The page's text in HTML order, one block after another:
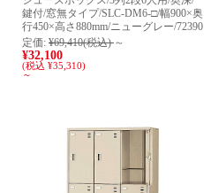
鍵付/窓無タイプ/SLC-DM6-□/幅900×奥
行450×高さ880mm/ニューグレー/72390
定価: ¥69,410(税込) ～
¥32,100
(税込 ¥35,310)
～